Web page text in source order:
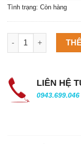
Tình trạng: Còn hàng
Máy làm đá viên
LIÊN HỆ
0943.699.046